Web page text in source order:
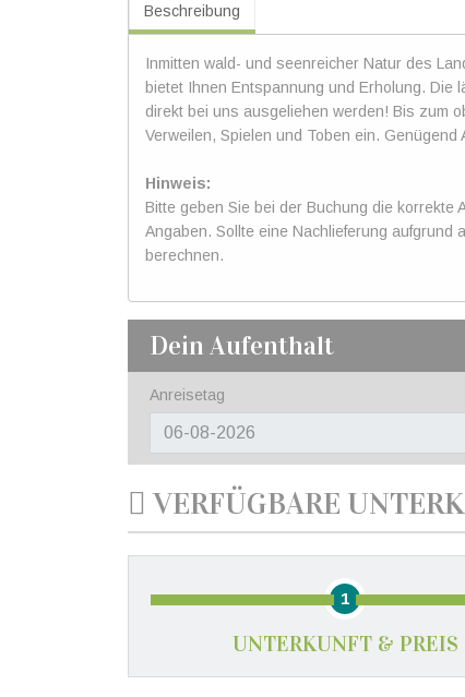
Beschreibung
Inmitten wald- und seenreicher Natur des
bietet Ihnen Entspannung und Erholung. Die
direkt bei uns ausgeliehen werden! Bis zum
Verweilen, Spielen und Toben ein.
Hinweis:
Bitte geben Sie bei der Buchung die
Angaben. Sollte eine Nachlieferung
berechnen.
Dein Aufenthalt
Anreisetag
VERFÜGBARE
1
UNTERKUNFT & PREIS